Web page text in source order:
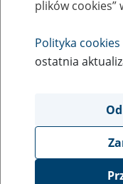
17
listopada
2021
Od 22 listopada
będzie
placówkach w
plików cookies”
Polityka
ostatnia